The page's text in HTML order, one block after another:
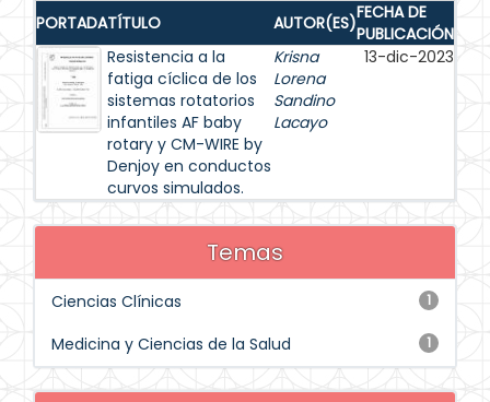
PORTADATÍTULO AUTOR(ES)FECHA DE
PUBLICACIÓN
Resistencia a la
fatiga cíclica de los
sistemas rotatorios
infantiles AF baby
rotary y CM-WIRE by
Denjoy en conductos
curvos simulados.
Krisna
Lorena
Sandino
Lacayo
13-dic-2023
Temas
1
Ciencias Clínicas
1
Medicina y Ciencias de la Salud